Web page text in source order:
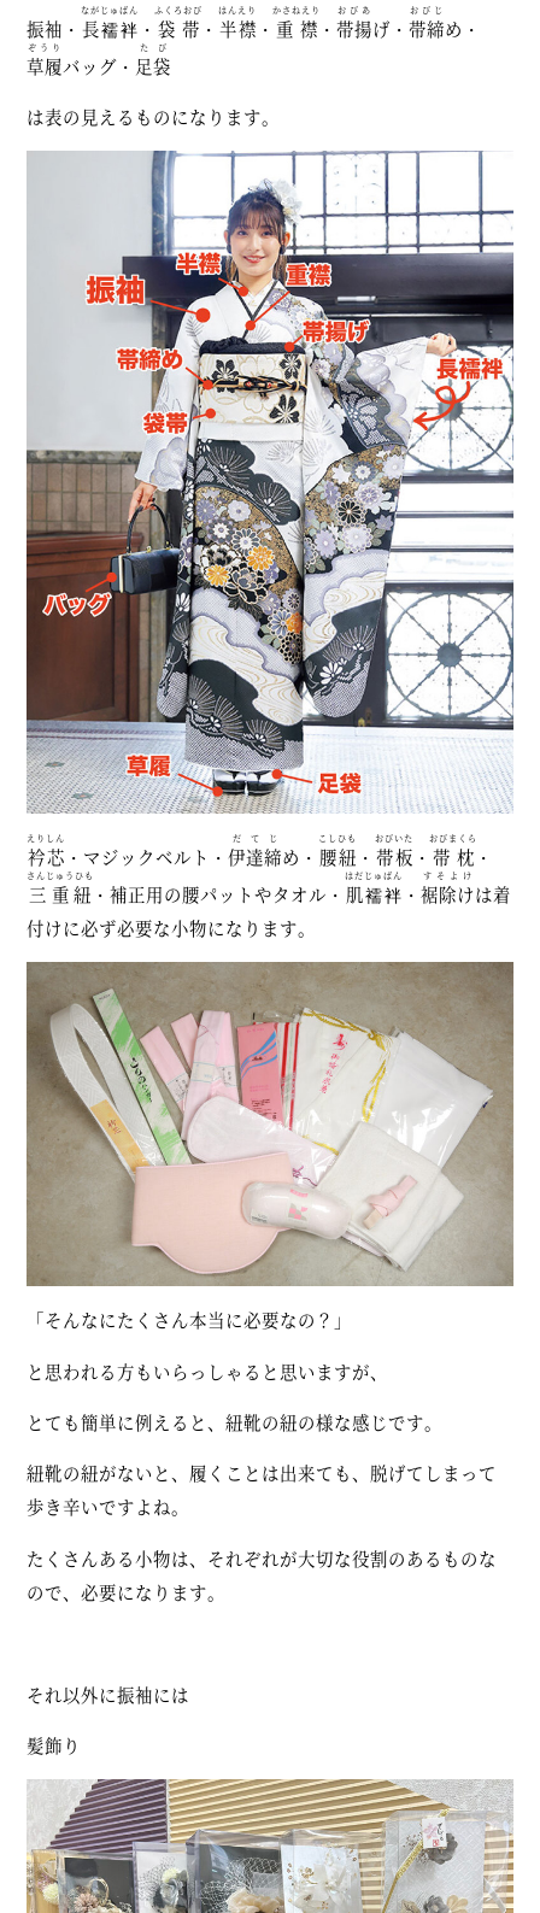
振袖・ 長襦袢
ながじゅばん
・ 袋帯
ふくろおび
・ 半襟
はんえり
・ 重襟
かさねえり
・帯揚
おびあ
げ・帯締
おびじ
め・
草履
ぞうり
バッグ・ 足袋
たび
は表の見えるものになります。
衿芯
えりしん
・マジックベルト・伊達締
だてじ
め・ 腰紐
こしひも
・ 帯板
おびいた
・ 帯枕
おびまくら
・
三重紐
さんじゅうひも
・補正用の腰パットやタオル・ 肌襦袢
はだじゅばん
・裾除け
すそよけ
は着
付けに必ず必要な小物になります。
「そんなにたくさん本当に必要なの？」
と思われる方もいらっしゃると思いますが、
とても簡単に例えると、紐靴の紐の様な感じです。
紐靴の紐がないと、履くことは出来ても、脱げてしまって
歩き辛いですよね。
たくさんある小物は、それぞれが大切な役割のあるものな
ので、必要になります。
それ以外に振袖には
髪飾り